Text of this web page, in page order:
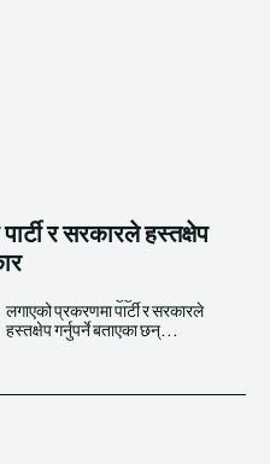
र सरकारले हस्तक्षेप
हस्तक्षेप गर्नुपर्ने बताएका छन्...